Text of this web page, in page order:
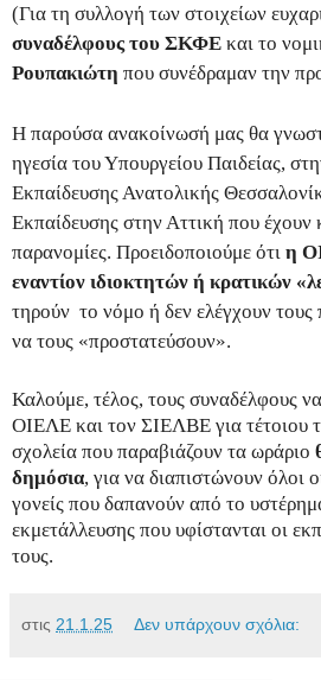
(Για τη συλλογή των στοιχείων
συναδέλφους του ΣΚΦΕ και το
Ρουπακιώτη που συνέδραμαν την
Η παρούσα ανακοίνωσή μας θα
ηγεσία του Υπουργείου Παιδείας,
Εκπαίδευσης Ανατολικής
Εκπαίδευσης στην Αττική που έχουν
παρανομίες. Προειδοποιούμε ότι η
εναντίον ιδιοκτητών ή κρατικών
τηρούν το νόμο ή δεν ελέγχουν τους
να τους «προστατεύσουν».
Καλούμε, τέλος, τους συναδέλφους
ΟΙΕΛΕ και τον ΣΙΕΛΒΕ για τέτοιου
σχολεία που παραβιάζουν τα ωράριο
δημόσια, για να διαπιστώνουν όλοι
γονείς που δαπανούν από το
εκμετάλλευσης που υφίστανται οι
τους.
στις 21.1.25 Δεν υπάρχουν σχόλια: